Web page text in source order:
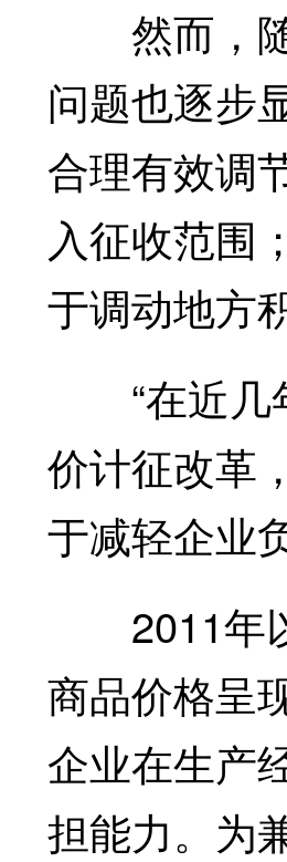
然而，随
问题也逐步
合理有效调
入征收范围
于调动地方
“在近几
价计征改革
于减轻企业
2011年以
商品价格呈
企业在生产
担能力。为